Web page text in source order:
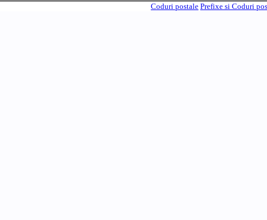
Coduri postale Prefixe si Coduri